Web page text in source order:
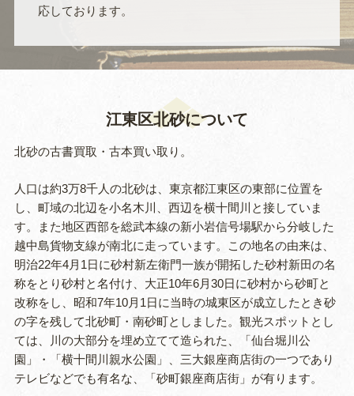
応しております。
江東区北砂について
北砂の古書買取・古本買い取り。
人口は約3万8千人の北砂は、東京都江東区の東部に位置を
し、町域の北辺を小名木川、西辺を横十間川と接していま
す。また地区西部を総武本線の新小岩信号場駅から分岐した
越中島貨物支線が南北に走っています。この地名の由来は、
明治22年4月1日に砂村新左衛門一族が開拓した砂村新田の名
称をとり砂村と名付け、大正10年6月30日に砂村から砂町と
改称をし、昭和7年10月1日に当時の城東区が成立したとき砂
の字を残して北砂町・南砂町としました。観光スポットとし
ては、川の大部分を埋め立てて造られた、「仙台堀川公
園」・「横十間川親水公園」、三大銀座商店街の一つであり
テレビなどでも有名な、「砂町銀座商店街」が有ります。